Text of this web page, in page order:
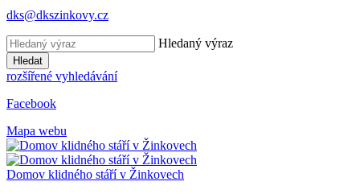
dks@dkszinkovy.cz
Hledaný výraz
Hledat
rozšířené vyhledávání
Facebook
Mapa webu
Domov klidného stáří v Žinkovech